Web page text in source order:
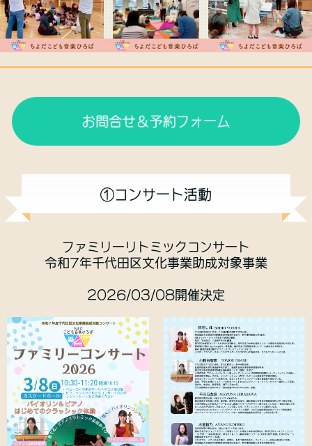
お問合せ＆予約フォーム
①コンサート活動
ファミリーリトミックコンサート
令和7年千代田区文化事業助成対象事業
2026/03/08開催決定